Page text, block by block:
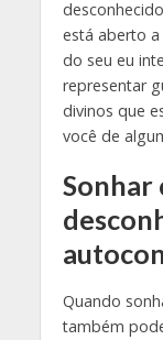
está aberto
do seu eu
representar
divinos que
você de
Sonhar
Quando
também